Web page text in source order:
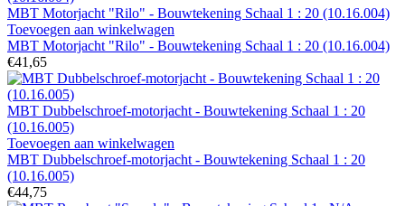
MBT Motorjacht "Rilo" - Bouwtekening Schaal 1 : 20 (10.16.004)
Toevoegen aan winkelwagen
MBT Motorjacht "Rilo" - Bouwtekening Schaal 1 : 20 (10.16.004)
€41,65
MBT Dubbelschroef-motorjacht - Bouwtekening Schaal 1 : 20
(10.16.005)
Toevoegen aan winkelwagen
MBT Dubbelschroef-motorjacht - Bouwtekening Schaal 1 : 20
(10.16.005)
€44,75